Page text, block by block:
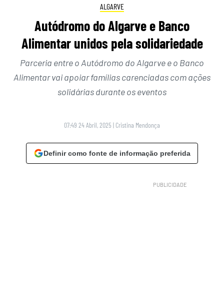
ALGARVE
Autódromo do Algarve e Banco
Alimentar unidos pela solidariedade
Parceria entre o Autódromo do Algarve e o Banco
Alimentar vai apoiar famílias carenciadas com ações
solidárias durante os eventos
07:49 24 Abril, 2025 | Cristina Mendonça
Definir como fonte de informação preferida